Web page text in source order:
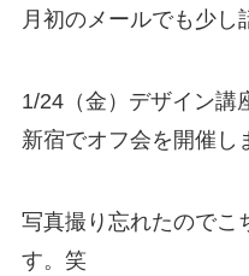
月初のメールでも少し
1/24（金）デザイン講
新宿でオフ会を開催し
写真撮り忘れたのでこ
す。笑